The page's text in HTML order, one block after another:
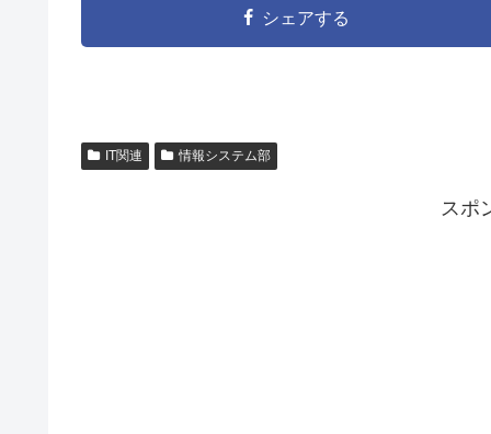
シェアする
IT関連 情報システム部
スポ